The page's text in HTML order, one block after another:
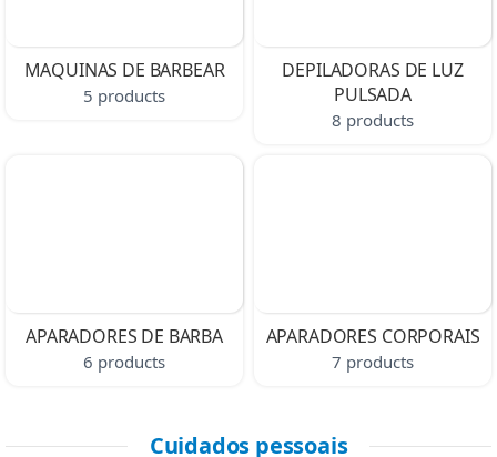
MAQUINAS DE BARBEAR
5 products
DEPILADORAS DE LUZ
PULSADA
8 products
APARADORES DE BARBA
6 products
APARADORES CORPORAIS
7 products
Cuidados pessoais